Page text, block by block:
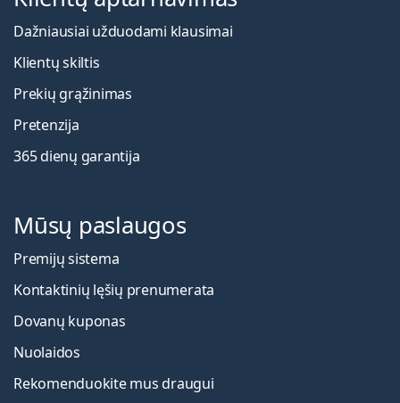
Dažniausiai užduodami klausimai
Klientų skiltis
Prekių grąžinimas
Pretenzija
365 dienų garantija
Mūsų paslaugos
Premijų sistema
Kontaktinių lęšių prenumerata
Dovanų kuponas
Nuolaidos
Rekomenduokite mus draugui